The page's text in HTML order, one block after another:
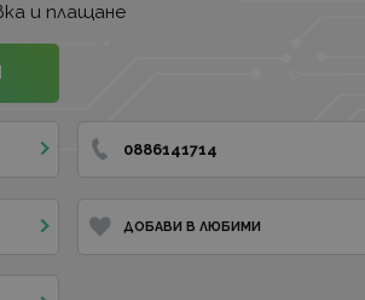
и плащане
0886141714
ДОБАВИ В ЛЮБИМИ